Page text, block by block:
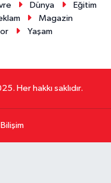
Dünya
Eğitim
Magazin
Yaşam
Her hakkı saklıdır.
Bilişim